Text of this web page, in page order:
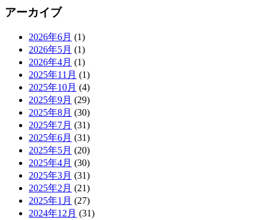
アーカイブ
2026年6月 (1)
2026年5月 (1)
2026年4月 (1)
2025年11月 (1)
2025年10月 (4)
2025年9月 (29)
2025年8月 (30)
2025年7月 (31)
2025年6月 (31)
2025年5月 (20)
2025年4月 (30)
2025年3月 (31)
2025年2月 (21)
2025年1月 (27)
2024年12月 (31)